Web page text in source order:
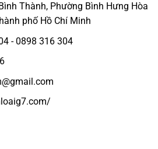
Thành, Phường Bình Hưng Hòa
phố Hồ Chí Minh
- 0898 316 304